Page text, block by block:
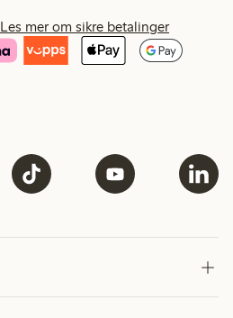
Les mer om sikre betalinger